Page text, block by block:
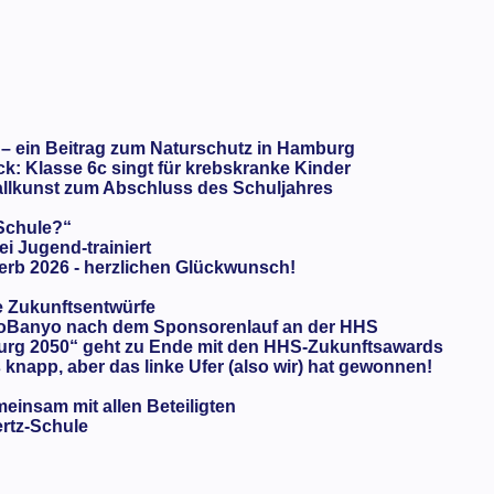
ein Beitrag zum Naturschutz in Hamburg
Klasse 6c singt für krebskranke Kinder
zum Abschluss des Schuljahres
Jugend-trainiert
2026 - herzlichen Glückwunsch!
Zukunftsentwürfe
nach dem Sponsorenlauf an der HHS
2050“ geht zu Ende mit den HHS-Zukunftsawards
aber das linke Ufer (also wir) hat gewonnen!
mit allen Beteiligten
Schule